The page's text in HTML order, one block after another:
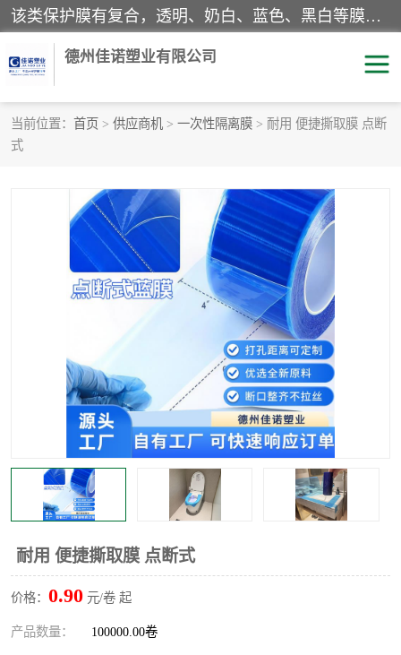
该类保护膜有复合，透明、奶白、蓝色、黑白等膜型。特高粘，高粘，中高粘，中粘，中低粘，低粘等。对于不同的粘力要求有相应的产品相适配。无胶渍残留污染。在较宽的收卷幅度下平整无皱纹，收卷长度大，利于机械化及自动化施工粘贴。为您的产品提供的表面保护解决方案。 产品广泛适用于：铝材、不锈钢、金属、塑料、电子、家电、家具、玻璃、化工材料、装饰材料等。
德州佳诺塑业有限公司
当前位置： 首页 > 供应商机 > 一次性隔离膜 > 耐用 便捷撕取膜 点断
式
耐用 便捷撕取膜 点断式
价格： 0.90 元/卷 起
产品数量： 100000.00卷
地毯保护膜 家具保护膜
拉伸缠绕膜 透明保护膜
黑白保护膜 乳白保护膜
纯黑保护膜
印字保护膜 彩钢板保护膜
不绣钢板保护膜 两边上胶保护膜
窗缝阻风胶带 铝板保护膜
不锈钢板保护膜 一次性隔离膜